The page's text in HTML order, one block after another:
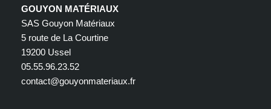
GOUYON MATÉRIAUX
SAS Gouyon Matériaux
5 route de La Courtine
19200 Ussel
05.55.96.23.52
contact@gouyonmateriaux.fr